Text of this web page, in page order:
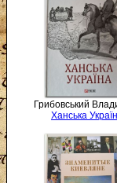
Грибовський
Ханська